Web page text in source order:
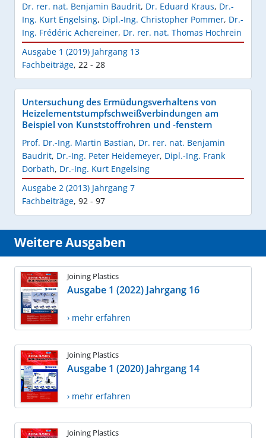
Dr. rer. nat. Benjamin Baudrit, Dr. Eduard Kraus, Dr.-
Ing. Kurt Engelsing, Dipl.-Ing. Christopher Pommer, Dr.-
Ing. Frédéric Achereiner, Dr. rer. nat. Thomas Hochrein
Ausgabe 1 (2019) Jahrgang 13
Fachbeiträge, 22 - 28
Untersuchung des Ermüdungsverhaltens von
Heizelementstumpfschweißverbindungen am
Beispiel von Kunststoffrohren und -fenstern
Prof. Dr.-Ing. Martin Bastian, Dr. rer. nat. Benjamin
Baudrit, Dr.-Ing. Peter Heidemeyer, Dipl.-Ing. Frank
Dorbath, Dr.-Ing. Kurt Engelsing
Ausgabe 2 (2013) Jahrgang 7
Fachbeiträge, 92 - 97
Weitere Ausgaben
Joining Plastics
Ausgabe 1 (2022) Jahrgang 16
› mehr erfahren
Joining Plastics
Ausgabe 1 (2020) Jahrgang 14
› mehr erfahren
Joining Plastics